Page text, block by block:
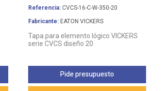
Referencia: CVCS-16-C-W-350-20
Fabricante: EATON VICKERS
Tapa para elemento lógico VICKERS
serie CVCS diseño 20
Pide presupuesto